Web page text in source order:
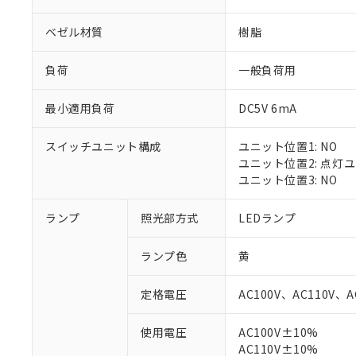
ベゼル材質 樹脂
負荷 一般負荷用
最小適用負荷 DC5V 6mA
スイッチユニット構成
ユニット位置1: NO
ユニット位置2: 点灯
ユニット位置3: NO
ランプ 照光部方式 LEDランプ
ランプ色 黄
定格電圧 AC100V、AC110V、
使用電圧
AC100V±10%
AC110V±10%
ご利用条件
※1 対応状況
対応予定なし：
調査・確認中：
非該当品：ライセ
仕入先様の事情に
※1 中国